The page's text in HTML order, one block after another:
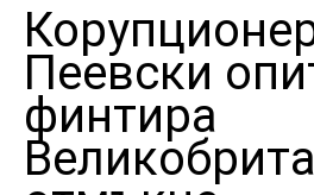
Пеевски
финтира